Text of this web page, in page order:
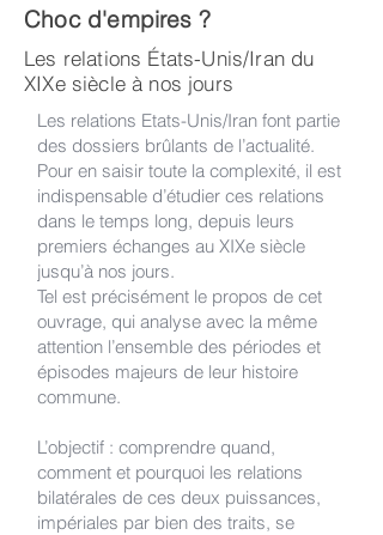
Choc d'empires ?
Les relations États-Unis/Iran du
XIXe siècle à nos jours
Les relations Etats-Unis/Iran font partie
des dossiers brûlants de l’actualité.
Pour en saisir toute la complexité, il est
indispensable d’étudier ces relations
dans le temps long, depuis leurs
premiers échanges au XIXe siècle
jusqu’à nos jours.
Tel est précisément le propos de cet
ouvrage, qui analyse avec la même
attention l’ensemble des périodes et
épisodes majeurs de leur histoire
commune.
L’objectif : comprendre quand,
comment et pourquoi les relations
bilatérales de ces deux puissances,
impériales par bien des traits, se